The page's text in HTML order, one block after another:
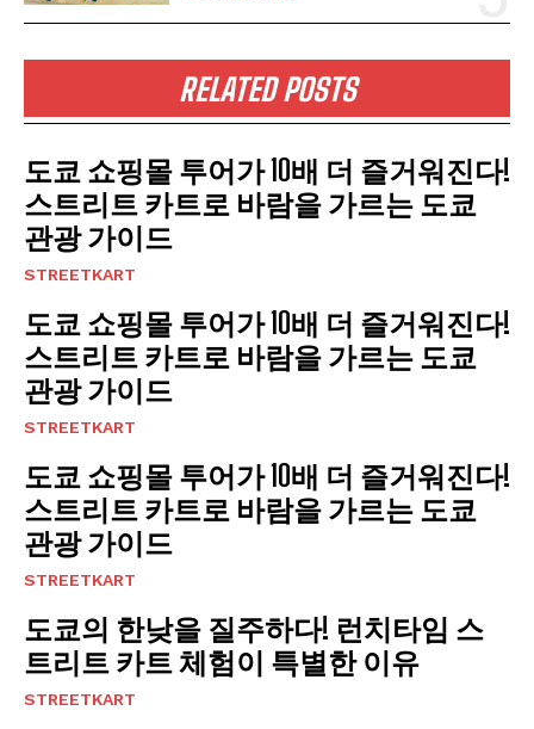
RELATED POSTS
도쿄 쇼핑몰 투어가 10배 더 즐거워진다!
스트리트 카트로 바람을 가르는 도쿄
관광 가이드
STREETKART
도쿄 쇼핑몰 투어가 10배 더 즐거워진다!
스트리트 카트로 바람을 가르는 도쿄
관광 가이드
STREETKART
도쿄 쇼핑몰 투어가 10배 더 즐거워진다!
스트리트 카트로 바람을 가르는 도쿄
관광 가이드
STREETKART
도쿄의 한낮을 질주하다! 런치타임 스
트리트 카트 체험이 특별한 이유
STREETKART